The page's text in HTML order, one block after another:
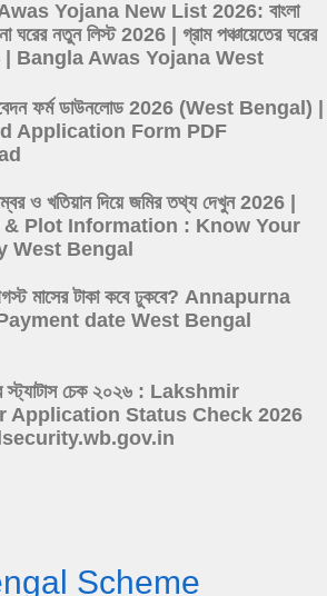
Yojana New List 2026: বাংলা
ঘরের নতুন লিস্ট 2026 | গ্রাম পঞ্চায়েতের ঘরের
| Bangla Awas Yojana West
ফর্ম ডাউনলোড 2026 (West Bengal) |
Application Form PDF
ও খতিয়ান দিয়ে জমির তথ্য দেখুন 2026 |
& Plot Information : Know Your
West Bengal
মাসের টাকা কবে ঢুকবে? Annapurna
date West Bengal
স্ট্যাটাস চেক ২০২৬ : Lakshmir
Application Status Check 2026
Scheme